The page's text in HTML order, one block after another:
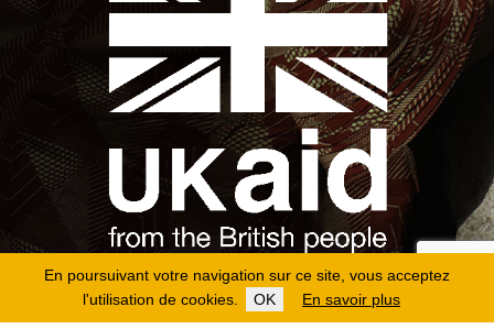
En poursuivant votre navigation sur ce site, vous acceptez
l'utilisation de cookies.
OK En savoir plus